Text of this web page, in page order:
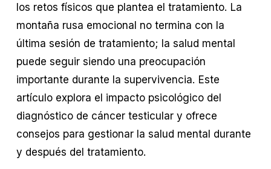
los retos físicos que plantea el tratamiento. La
montaña rusa emocional no termina con la
última sesión de tratamiento; la salud mental
puede seguir siendo una preocupación
importante durante la supervivencia. Este
artículo explora el impacto psicológico del
diagnóstico de cáncer testicular y ofrece
consejos para gestionar la salud mental durante
y después del tratamiento.